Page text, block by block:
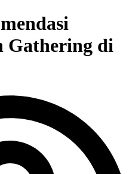
Gathering di